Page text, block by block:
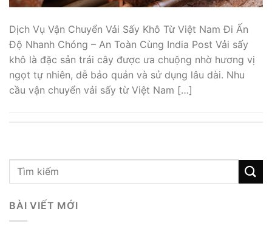
Dịch Vụ Vận Chuyển Vải Sấy Khô Từ Việt Nam Đi Ấn
Độ Nhanh Chóng – An Toàn Cùng India Post Vải sấy
khô là đặc sản trái cây được ưa chuộng nhờ hương vị
ngọt tự nhiên, dễ bảo quản và sử dụng lâu dài. Nhu
cầu vận chuyển vải sấy từ Việt Nam […]
BÀI VIẾT MỚI